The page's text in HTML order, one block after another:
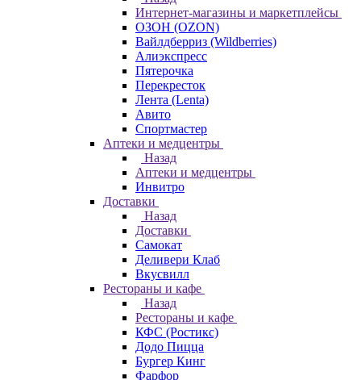
Интернет-магазины и маркетплейсы
ОЗОН (OZON)
Вайлдберриз (Wildberries)
Алиэкспресс
Пятерочка
Перекресток
Лента (Lenta)
Авито
Спортмастер
Аптеки и медцентры
Назад
Аптеки и медцентры
Инвитро
Доставки
Назад
Доставки
Самокат
Деливери Клаб
Вкусвилл
Рестораны и кафе
Назад
Рестораны и кафе
КФС (Ростикс)
Додо Пицца
Бургер Кинг
Фарфор